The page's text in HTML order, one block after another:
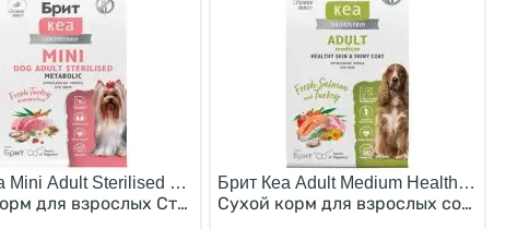
собак Мелких пород Индейка утка 400 г
Мелких пород Индейка утка 1,5 кг
Mini Adult Sterilised Metabolic/
для взрослых Стерилизованных собак Мелких пород
Брит Кеа Adult Medium Healthy Skin
Сухой корм для взрослых собак